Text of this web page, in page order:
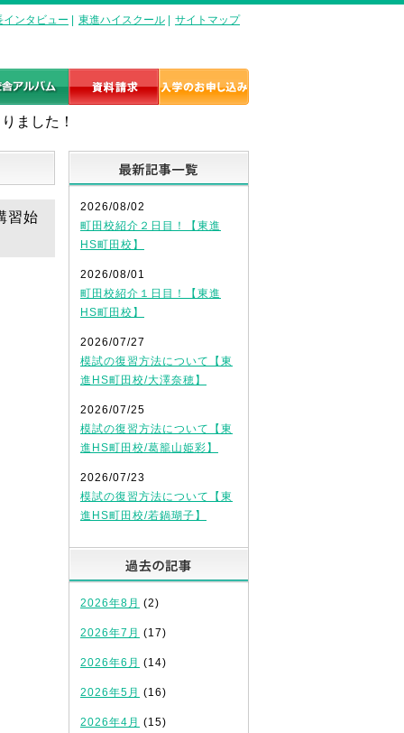
インタビュー 東進ハイスクール サイトマップ
ました！
習始
2026/08/02
町田校紹介２日目！【東進
HS町田校】
2026/08/01
町田校紹介１日目！【東進
HS町田校】
2026/07/27
模試の復習方法について【東
進HS町田校/大澤奈穂】
2026/07/25
模試の復習方法について【東
進HS町田校/葛籠山姫彩】
2026/07/23
模試の復習方法について【東
進HS町田校/若鍋瑚子】
2026年8月 (2)
2026年7月 (17)
2026年6月 (14)
2026年5月 (16)
2026年4月 (15)